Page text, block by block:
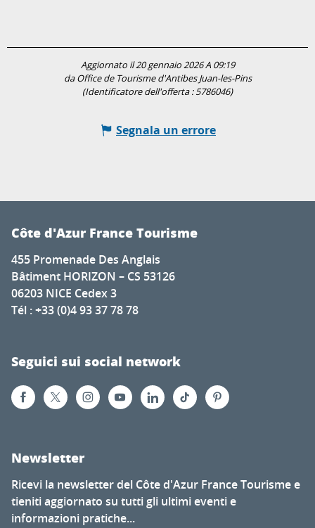
Aggiornato il 20 gennaio 2026 A 09:19
da Office de Tourisme d'Antibes Juan-les-Pins
(Identificatore dell'offerta :5786046)
Segnala un errore
Côte d'Azur France Tourisme
455 Promenade Des Anglais
Bâtiment HORIZON – CS 53126
06203 NICE Cedex 3
Tél : +33 (0)4 93 37 78 78
Seguici sui social network
Newsletter
Ricevi la newsletter del Côte d'Azur France Tourisme e
tieniti aggiornato su tutti gli ultimi eventi e
informazioni pratiche...